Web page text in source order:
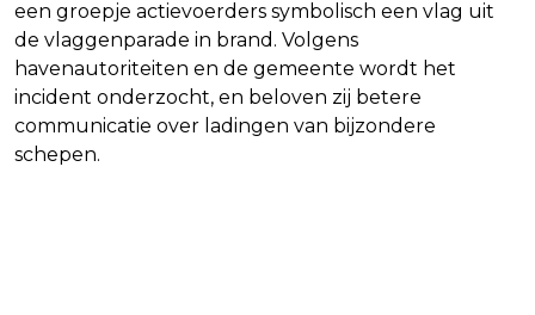
een groepje actievoerders symbolisch een vlag uit
de vlaggenparade in brand. Volgens
havenautoriteiten en de gemeente wordt het
incident onderzocht, en beloven zij betere
communicatie over ladingen van bijzondere
schepen.